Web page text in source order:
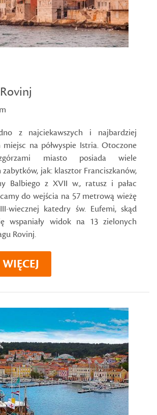
z najciekawszych i najbardziej
na półwyspie Istria. Otoczone
miasto posiada wiele
jak: klasztor Franciszkanów,
Balbiego z XVII w., ratusz i pałac
do wejścia na 57 metrową wieżę
wiecznej katedry św. Eufemi, skąd
wspaniały widok na 13 zielonych
Rovinj.